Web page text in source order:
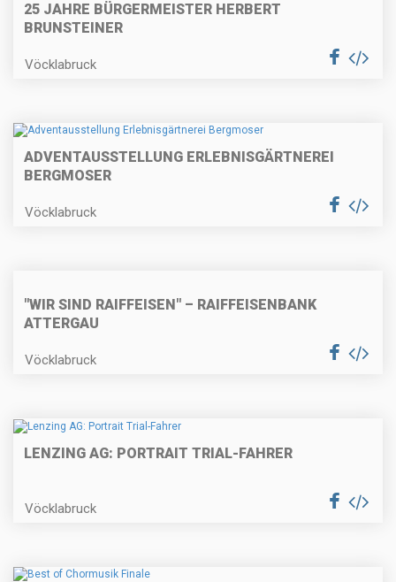
25 JAHRE BÜRGERMEISTER HERBERT
BRUNSTEINER
Vöcklabruck
ADVENTAUSSTELLUNG ERLEBNISGÄRTNEREI
BERGMOSER
Vöcklabruck
"WIR SIND RAIFFEISEN" – RAIFFEISENBANK
ATTERGAU
Vöcklabruck
LENZING AG: PORTRAIT TRIAL-FAHRER
Vöcklabruck